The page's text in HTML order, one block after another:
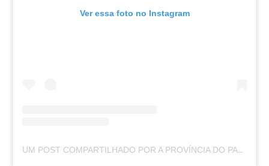
Ver essa foto no Instagram
UM POST COMPARTILHADO POR A PROVÍNCIA DO PARÁ (@APROVINCIADOPARA)